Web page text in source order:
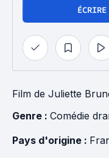
Film de Juliette
Genre : Comédie
Pays d'origine :